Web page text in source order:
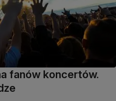
fanów koncertów.